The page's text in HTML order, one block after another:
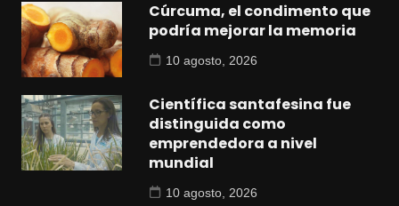
Cúrcuma, el condimento que
podría mejorar la memoria
10 agosto, 2026
Científica santafesina fue
distinguida como
emprendedora a nivel
mundial
10 agosto, 2026